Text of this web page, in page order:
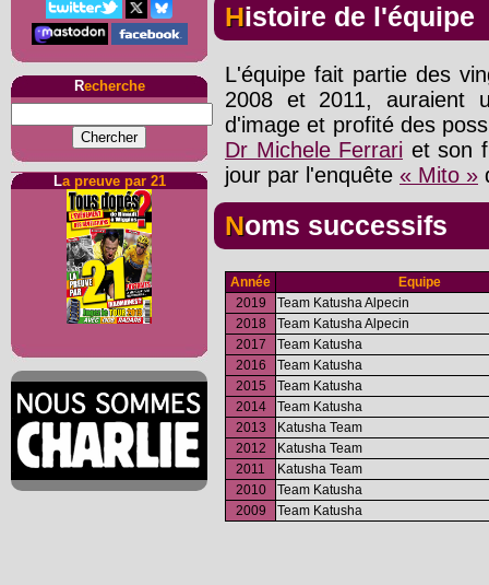
Recherche
La preuve par 21
Histoire de l'équipe
L'équipe fait partie des
2008 et 2011, auraient
d'image et profité des
Dr Michele Ferrari et son
jour par l'enquête « Mito »
Noms successifs
Année
Equipe
2019
Team Katusha Alpecin
2018
Team Katusha Alpecin
2017
Team Katusha
2016
Team Katusha
2015
Team Katusha
2014
Team Katusha
2013
Katusha Team
2012
Katusha Team
2011
Katusha Team
2010
Team Katusha
2009
Team Katusha